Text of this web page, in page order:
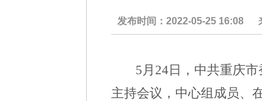
发布时间：2022-05-25 16:08
5月24日，中共重庆
主持会议，中心组成员、